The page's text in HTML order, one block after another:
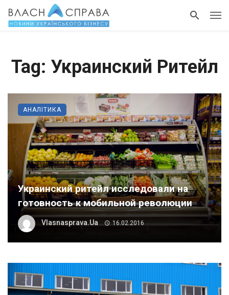
Tag: Украинский Ритейл
Украинский ритейл исследовали на
готовность к мобильной революции
Vlasnasprava.ua 16.02.2016
АНАЛІТИКА